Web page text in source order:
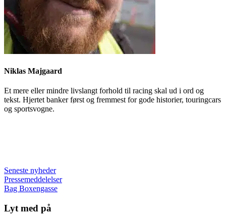
Niklas Majgaard
Et mere eller mindre livslangt forhold til racing skal ud i ord og
tekst. Hjertet banker først og fremmest for gode historier, touringcars
og sportsvogne.
Seneste nyheder
Pressemeddelelser
Bag Boxengasse
Lyt med på